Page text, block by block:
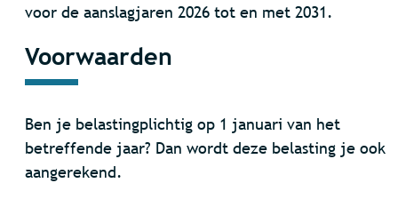
voor de aanslagjaren 2026 tot en met 2031.
Voorwaarden
Ben je belastingplichtig op 1 januari van het
betreffende jaar? Dan wordt deze belasting je ook
aangerekend.